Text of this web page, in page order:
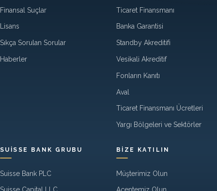
Finansal Suçlar
Lisans
Sıkça Sorulan Sorular
Haberler
Ticaret Finansmanı
Banka Garantisi
Standby Akreditifi
Vesikali Akreditif
Fonların Kanıtı
Aval
Ticaret Finansmanı Ücretleri
Yargı Bölgeleri ve Sektörler
SUISSE BANK GRUBU
Suisse Bank PLC
BIZE KATILIN
Müşterimiz Olun